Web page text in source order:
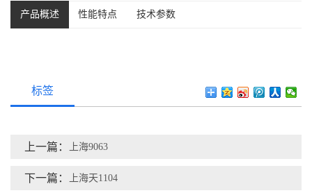
产品概述 性能特点 技术参数
标签
上一篇： 上海9063
下一篇： 上海天1104